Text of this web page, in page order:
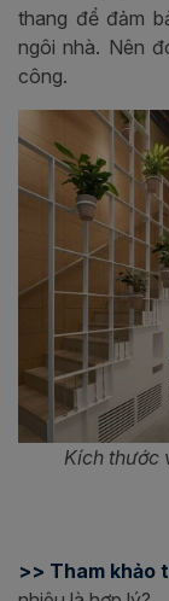
thang để đảm
ngôi nhà. Nên
công.
Kích thước
>> Tham khảo